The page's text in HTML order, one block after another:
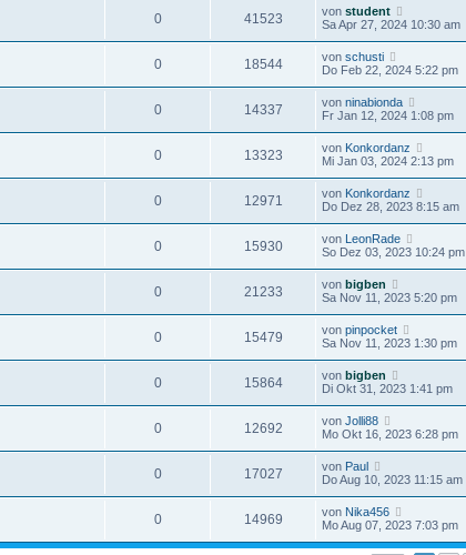
0 41523 von student
Sa Apr 27, 2024 10:30 am
0 18544 von schusti
Do Feb 22, 2024 5:22 pm
0 14337 von ninabionda
Fr Jan 12, 2024 1:08 pm
0 13323 von Konkordanz
Mi Jan 03, 2024 2:13 pm
0 12971 von Konkordanz
Do Dez 28, 2023 8:15 am
0 15930 von LeonRade
So Dez 03, 2023 10:24 pm
0 21233 von bigben
Sa Nov 11, 2023 5:20 pm
0 15479 von pinpocket
Sa Nov 11, 2023 1:30 pm
0 15864 von bigben
Di Okt 31, 2023 1:41 pm
0 12692 von Jolli88
Mo Okt 16, 2023 6:28 pm
0 17027 von Paul
Do Aug 10, 2023 11:15 am
0 14969 von Nika456
Mo Aug 07, 2023 7:03 pm